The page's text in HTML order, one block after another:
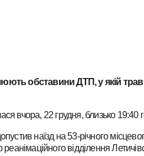
обставини ДТП, у якій
вчора, 22 грудня, близько
наїзд на 53-річного
відділення